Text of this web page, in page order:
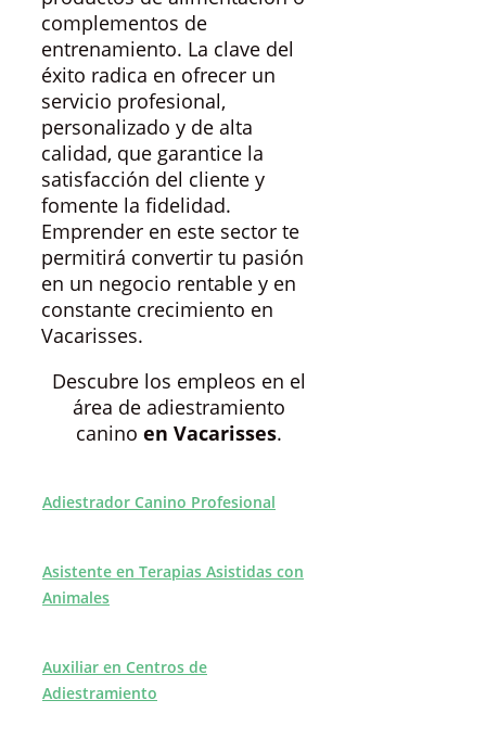
complementos de
entrenamiento. La clave del
éxito radica en ofrecer un
servicio profesional,
personalizado y de alta
calidad, que garantice la
satisfacción del cliente y
fomente la fidelidad.
Emprender en este sector te
permitirá convertir tu pasión
en un negocio rentable y en
constante crecimiento en
Vacarisses.
Descubre los empleos en el
área de adiestramiento
canino en Vacarisses.
Adiestrador Canino Profesional
Asistente en Terapias Asistidas con
Animales
Auxiliar en Centros de
Adiestramiento